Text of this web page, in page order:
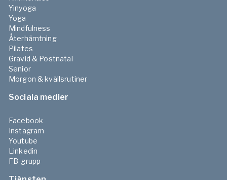
Yinyoga
Yoga
Mindfulness
Återhämtning
Pilates
Gravid & Postnatal
Senior
Morgon & kvällsrutiner
Sociala medier
Facebook
Instagram
Youtube
Linkedin
FB-grupp